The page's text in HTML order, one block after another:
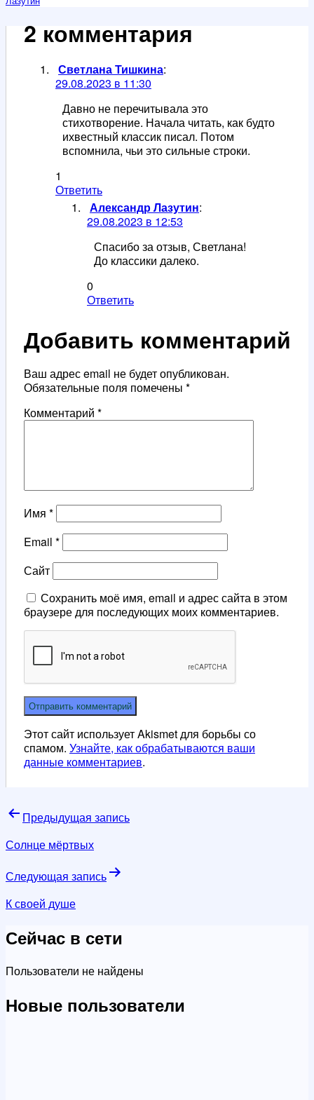
2 комментария
Светлана Тишкина:
29.08.2023 в 11:30
Давно не перечитывала это
стихотворение. Начала читать, как будто
ихвестный классик писал. Потом
вспомнила, чьи это сильные строки.
1
Ответить
Александр Лазутин:
29.08.2023 в 12:53
Спасибо за отзыв, Светлана!
До классики далеко.
0
Ответить
Добавить комментарий
Ваш адрес email не будет опубликован.
Обязательные поля помечены *
Комментарий *
Имя *
Email *
Сайт
Сохранить моё имя, email и адрес сайта в этом
браузере для последующих моих комментариев.
Этот сайт использует Akismet для борьбы со
спамом. Узнайте, как обрабатываются ваши
данные комментариев.
Навигация
по
Предыдущая запись
Солнце мёртвых
Следующая запись
К своей душе
Сейчас в сети
Пользователи не найдены
Новые пользователи